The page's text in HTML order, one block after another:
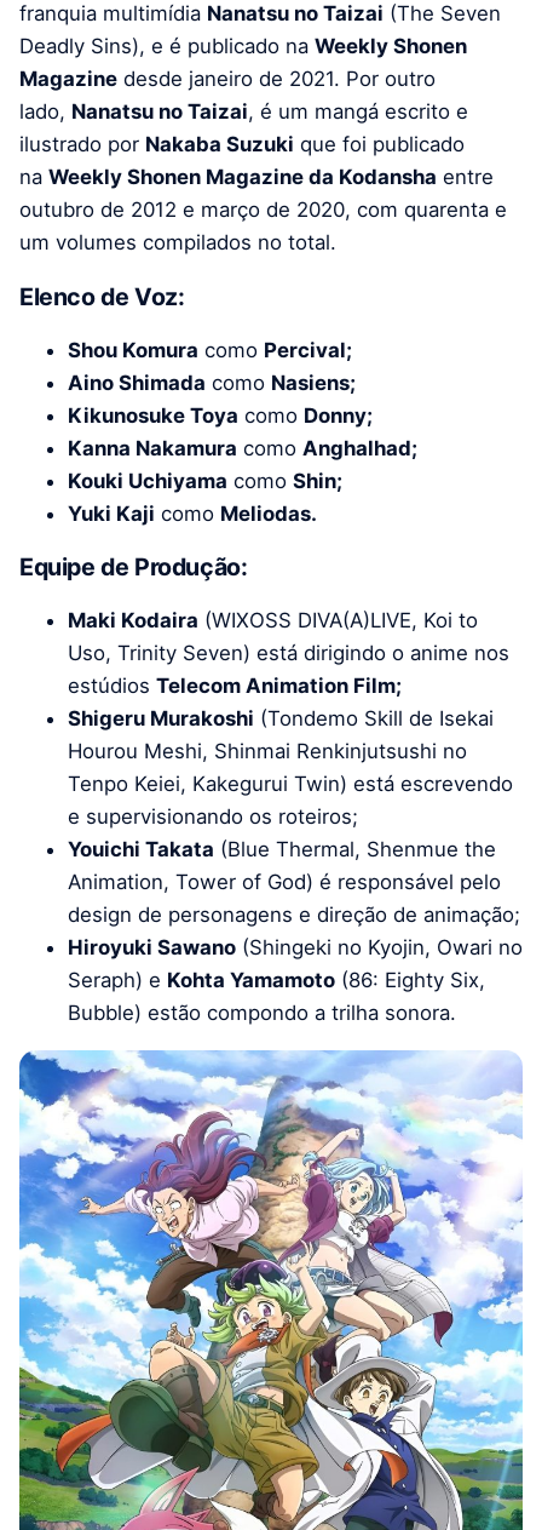
franquia multimídia Nanatsu no Taizai (The Seven
Deadly Sins), e é publicado na Weekly Shonen
Magazine desde janeiro de 2021. Por outro
lado, Nanatsu no Taizai, é um mangá escrito e
ilustrado por Nakaba Suzuki que foi publicado
na Weekly Shonen Magazine da Kodansha entre
outubro de 2012 e março de 2020, com quarenta e
um volumes compilados no total.
Elenco de Voz:
Shou Komura como Percival;
Aino Shimada como Nasiens;
Kikunosuke Toya como Donny;
Kanna Nakamura como Anghalhad;
Kouki Uchiyama como Shin;
Yuki Kaji como Meliodas.
Equipe de Produção:
Maki Kodaira (WIXOSS DIVA(A)LIVE, Koi to
Uso, Trinity Seven) está dirigindo o anime nos
estúdios Telecom Animation Film;
Shigeru Murakoshi (Tondemo Skill de Isekai
Hourou Meshi, Shinmai Renkinjutsushi no
Tenpo Keiei, Kakegurui Twin) está escrevendo
e supervisionando os roteiros;
Youichi Takata (Blue Thermal, Shenmue the
Animation, Tower of God) é responsável pelo
design de personagens e direção de animação;
Hiroyuki Sawano (Shingeki no Kyojin, Owari no
Seraph) e Kohta Yamamoto (86: Eighty Six,
Bubble) estão compondo a trilha sonora.